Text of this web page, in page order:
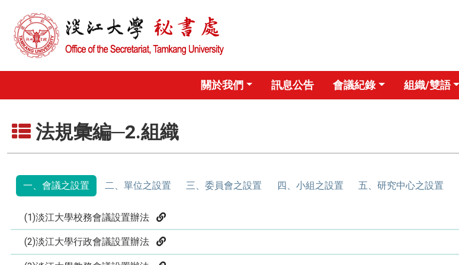
關於我們 訊息公告 會議紀錄 組織/雙語
法規彙編─2.組織
一、會議之設置 二、單位之設置 三、委員會之設置 四、小組之設置 五、研究中心之設置
(1)淡江大學校務會議設置辦法
(2)淡江大學行政會議設置辦法